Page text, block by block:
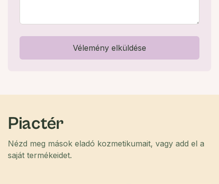
Vélemény elküldése
Piactér
Nézd meg mások eladó kozmetikumait, vagy add el a
saját termékeidet.